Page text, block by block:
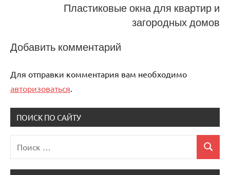
Пластиковые окна для квартир и
загородных домов
Добавить комментарий
Для отправки комментария вам необходимо
авторизоваться.
ПОИСК ПО САЙТУ
Поиск
для:
Поиск